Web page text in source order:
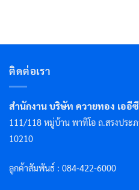
ติดต่อเรา
สำนักงาน บริษัท ควายทอง เออี
111/118 หมู่บ้าน พาทิโอ ถ.สรงประ
10210
ลูกค้าสัมพันธ์ : 084-422-6000